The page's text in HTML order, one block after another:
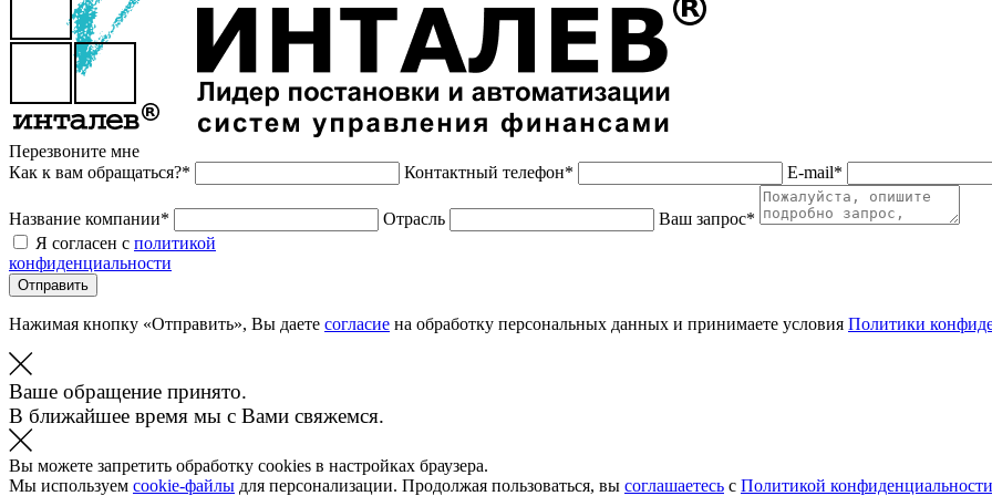
Перезвоните мне
Как к вам обращаться?*
Контактный телефон* E-mail*
Название компании* Отрасль
Ваш запрос*
Я согласен с политикой
конфиденциальности
Отправить
Нажимая кнопку «Отправить», Вы даете согласие на обработку персональных данных и принимаете условия Политики
Ваше обращение принято.
В ближайшее время мы с Вами свяжемся.
Вы можете запретить обработку cookies в настройках браузера.
Мы используем cookie-файлы для персонализации. Продолжая пользоваться, вы соглашаетесь с Политикой конфиденциальности